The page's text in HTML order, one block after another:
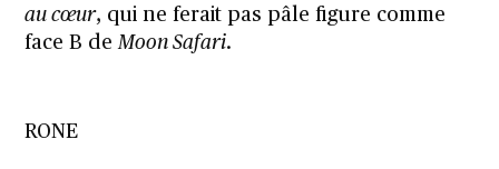
au cœur, qui ne ferait pas pâle figure comme
face B deMoon Safari.
RONE